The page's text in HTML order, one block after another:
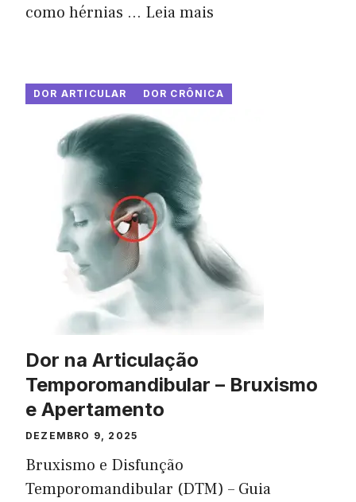
como hérnias ... Leia mais
DOR ARTICULAR DOR CRÔNICA
Dor na Articulação
Temporomandibular – Bruxismo
e Apertamento
DEZEMBRO 9, 2025
Bruxismo e Disfunção
Temporomandibular (DTM) – Guia